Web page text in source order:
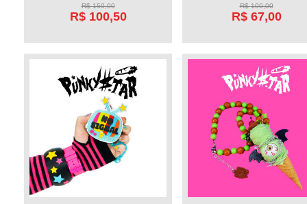
R$150,00
R$ 100,50
R$100,00
R$ 67,00